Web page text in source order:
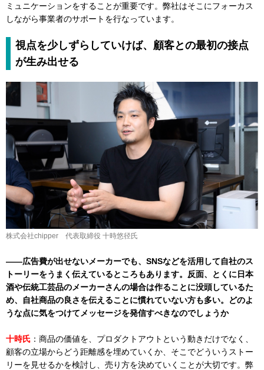
ミュニケーションをすることが重要です。弊社はそこにフォーカス
しながら事業者のサポートを行なっています。
視点を少しずらしていけば、顧客との最初の接点
が生み出せる
株式会社chipper 代表取締役 十時悠径氏
――広告費が出せないメーカーでも、SNSなどを活用して自社のス
トーリーをうまく伝えているところもあります。反面、とくに日本
酒や伝統工芸品のメーカーさんの場合は作ることに没頭しているた
め、自社商品の良さを伝えることに慣れていない方も多い。どのよ
うな点に気をつけてメッセージを発信すべきなのでしょうか
十時氏 ：商品の価値を、プロダクトアウトという動きだけでなく、
顧客の立場からどう距離感を埋めていくか、そこでどういうストー
リーを見せるかを検討し、売り方を決めていくことが大切です。弊